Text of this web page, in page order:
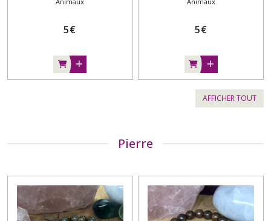
5€ 5€
AFFICHER TOUT
Pierre